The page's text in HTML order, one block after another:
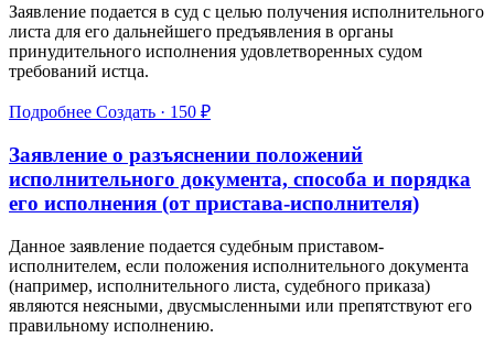
Заявление подается в суд с целью получения исполнительного
листа для его дальнейшего предъявления в органы
принудительного исполнения удовлетворенных судом
требований истца.
Подробнее Создать · 150 ₽
Заявление о разъяснении положений
исполнительного документа, способа и порядка
его исполнения (от пристава-исполнителя)
Данное заявление подается судебным приставом-
исполнителем, если положения исполнительного документа
(например, исполнительного листа, судебного приказа)
являются неясными, двусмысленными или препятствуют его
правильному исполнению.